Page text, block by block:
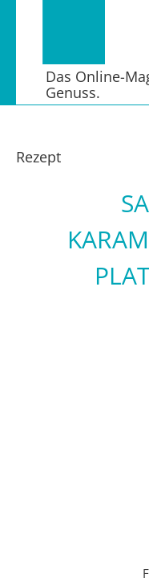
Das Online-
Genuss.
Rezept